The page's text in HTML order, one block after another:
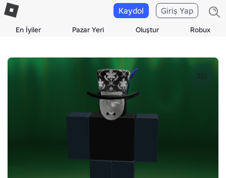
En İyiler Pazar Yeri Oluştur Robux
Kaydol Giriş Yap
3D